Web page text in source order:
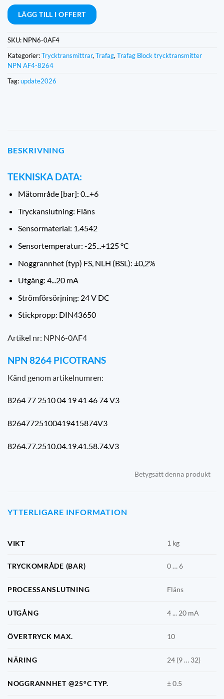
LÄGG TILL I OFFERT
SKU: NPN6-0AF4
Kategorier:Trycktransmittrar, Trafag, Trafag Block trycktransmitter
NPN AF4-8264
Tag:update2026
BESKRIVNING
TEKNISKA DATA:
Mätområde [bar]: 0...+6
Tryckanslutning: Fläns
Sensormaterial: 1.4542
Sensortemperatur: -25...+125 °C
Noggrannhet (typ) FS, NLH (BSL): ±0,2%
Utgång: 4...20 mA
Strömförsörjning: 24 V DC
Stickpropp: DIN43650
Artikel nr: NPN6-0AF4
NPN 8264 PICOTRANS
Känd genom artikelnumren:
8264 77 2510 04 19 41 46 74 V3
82647725100419415874V3
8264.77.2510.04.19.41.58.74.V3
Betygsätt denna produkt
YTTERLIGARE INFORMATION
VIKT 1 kg
TRYCKOMRÅDE (BAR) 0 … 6
PROCESSANSLUTNING Fläns
UTGÅNG 4 ... 20 mA
ÖVERTRYCK MAX. 10
NÄRING 24 (9 … 32)
NOGGRANNHET @25°C TYP. ± 0.5